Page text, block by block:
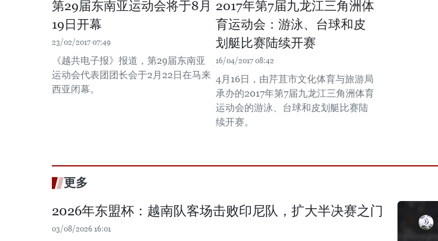
第29届东南亚运动会将于8月
19日开幕
23/02/2017 07:49
《越共电子报》报道，第29届东南亚
运动会代表团团长会于2月22日在马来
西亚闭幕。
2017年第7届九龙江三角洲体
育运动会：游泳、台球和皮
划艇比赛陆续开赛
16/04/2017 08:42
4月16日，由芹苴市文化体育与旅游局
承办的2017年第7届九龙江三角洲体育
运动会的游泳、台球和皮划艇比赛陆
续开赛。
更多
2026年东盟杯：越南队客场击败印尼队，扩大半决赛之门
03/08/2026 16:01